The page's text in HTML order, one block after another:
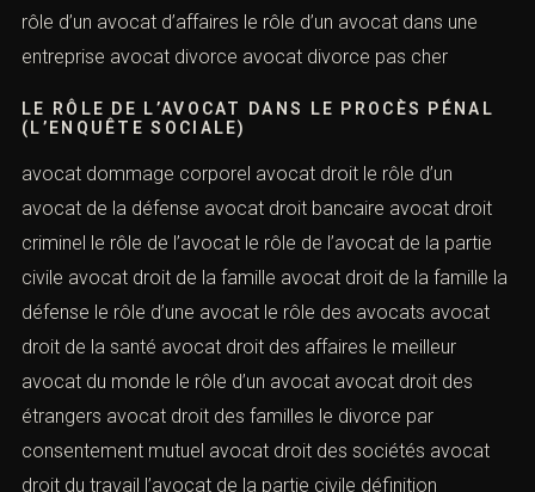
rôle d’un avocat d’affaires le rôle d’un avocat dans une
entreprise avocat divorce avocat divorce pas cher
LE RÔLE DE L’AVOCAT DANS LE PROCÈS PÉNAL
(L’ENQUÊTE SOCIALE)
avocat dommage corporel avocat droit le rôle d’un
avocat de la défense avocat droit bancaire avocat droit
criminel le rôle de l’avocat le rôle de l’avocat de la partie
civile avocat droit de la famille avocat droit de la famille la
défense le rôle d’une avocat le rôle des avocats avocat
droit de la santé avocat droit des affaires le meilleur
avocat du monde le rôle d’un avocat avocat droit des
étrangers avocat droit des familles le divorce par
consentement mutuel avocat droit des sociétés avocat
droit du travail l’avocat de la partie civile définition